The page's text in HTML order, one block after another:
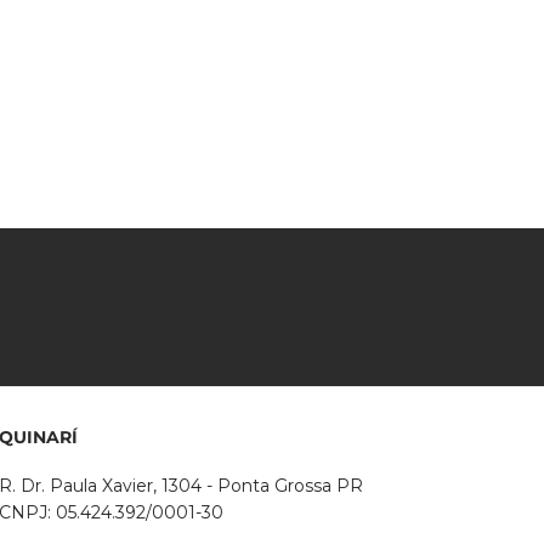
QUINARÍ
R. Dr. Paula Xavier, 1304 - Ponta Grossa PR
CNPJ: 05.424.392/0001-30